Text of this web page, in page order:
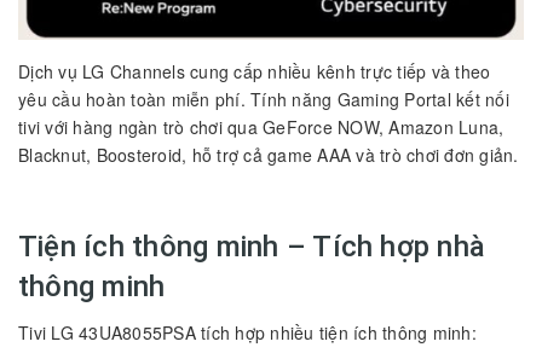
Dịch vụ LG Channels cung cấp nhiều kênh trực tiếp và theo
yêu cầu hoàn toàn miễn phí. Tính năng Gaming Portal kết nối
tivi với hàng ngàn trò chơi qua GeForce NOW, Amazon Luna,
Blacknut, Boosteroid, hỗ trợ cả game AAA và trò chơi đơn giản.
Tiện ích thông minh – Tích hợp nhà
thông minh
Tivi LG 43UA8055PSA tích hợp nhiều tiện ích thông minh: